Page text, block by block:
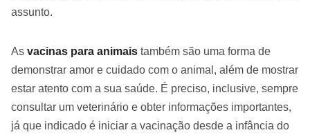
assunto.
As vacinas para animais também são uma forma de
demonstrar amor e cuidado com o animal, além de mostrar
estar atento com a sua saúde. É preciso, inclusive, sempre
consultar um veterinário e obter informações importantes,
já que indicado é iniciar a vacinação desde a infância do